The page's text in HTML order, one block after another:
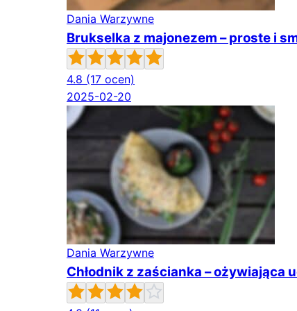
Dania Warzywne
Brukselka z majonezem – proste i
4.8 (17 ocen)
2025-02-20
Dania Warzywne
Chłodnik z zaścianka – ożywiająca